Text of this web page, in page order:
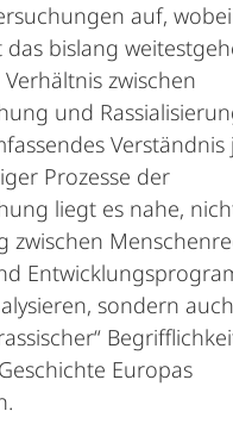
auf,
bislang
zwischen
und
Prozesse der
liegt es nahe,
zwischen
sondern
Europas